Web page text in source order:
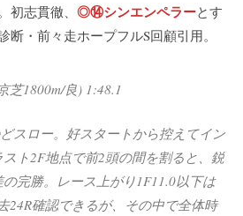
初志貫徹、 ◎⑭シンエンペラーとす
断・前々走ホープフルS回顧引用。
芝1800m/良) 1:48.1
スロー。好スタートから控えてイン
ト2F地点で前2頭の間を割ると、鋭
完勝。レース上がり1F11.0以下は
24R確認できるが、その中で全体時